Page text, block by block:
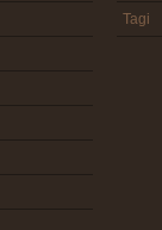
Tagi